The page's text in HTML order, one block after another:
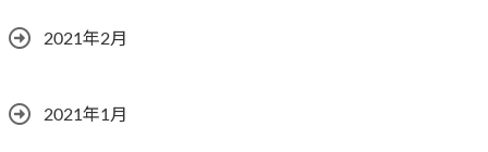
2021年2月
2021年1月